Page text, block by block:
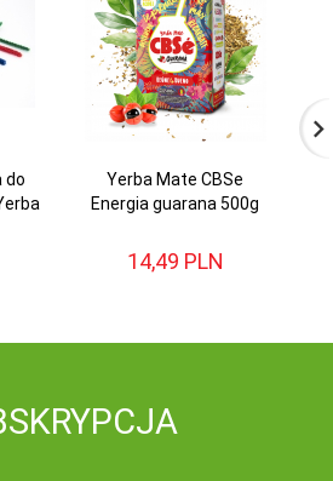
do
Yerba Mate CBSe
Energia guarana 500g
14,49 PLN